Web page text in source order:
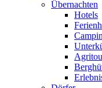
Übernachten
Hotels